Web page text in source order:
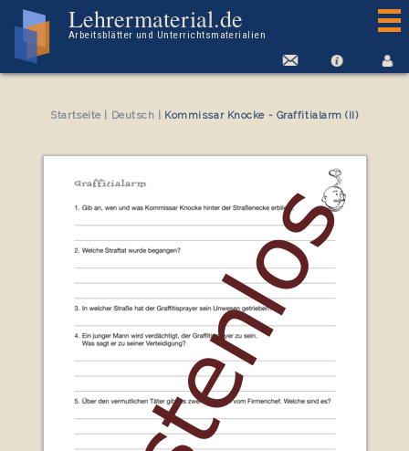
Lehrermaterial.de
Arbeitsblätter und Unterrichtsmaterialien
Startseite| Deutsch Kommissar Knocke - Graffitialarm (II)